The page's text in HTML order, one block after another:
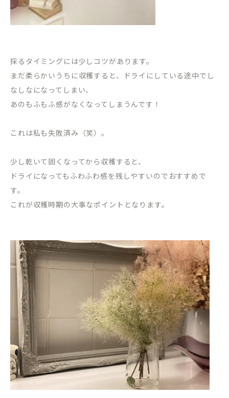
採るタイミングには少しコツがあります。
まだ柔らかいうちに収穫すると、ドライにしている途中でし
なしなになってしまい、
あのもふもふ感がなくなってしまうんです！
これは私も失敗済み（笑）。
少し乾いて固くなってから収穫すると、
ドライになってもふわふわ感を残しやすいのでおすすめで
す。
これが収穫時期の大事なポイントとなります。